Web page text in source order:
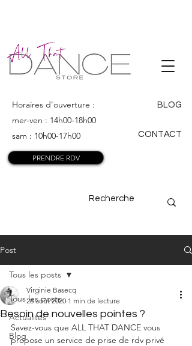
ALL THAT
DANCE
Horaires d'ouverture :
mer-ven : 14h00-18h00
sam : 10h00-17h00
BLOG
CONTACT
PRENDRE RDV
Post
Tous les posts
Actualités
Blog
Tous les posts
Besoin de nouvelles pointes ?
Virginie Basecq
26 août 2020 1 min de lecture
Savez-vous que ALL THAT DANCE vous
propose un service de prise de rdv privé